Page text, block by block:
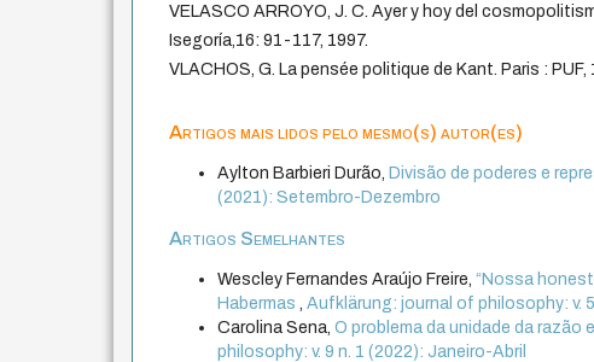
VELASCO ARROYO, J. C. Ayer y hoy del
Isegoría,16: 91-117, 1997.
VLACHOS, G. La pensée politique de Kant. Paris : PUF,
Artigos mais lidos pelo mesmo(s) autor(es)
Aylton Barbieri Durão, Divisão de poderes e
(2021): Setembro-Dezembro
Artigos Semelhantes
Wescley Fernandes Araújo Freire,“Nossa
Habermas
,Aufklärung: journal of philosophy: v.
Carolina Sena,O problema da unidade da razão
philosophy: v. 9 n. 1 (2022): Janeiro-Abril